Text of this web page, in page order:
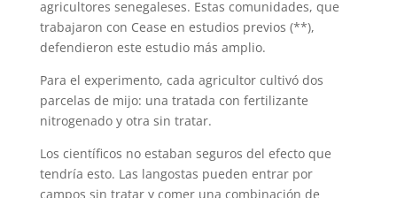
agricultores senegaleses. Estas comunidades, que
trabajaron con Cease en estudios previos (**),
defendieron este estudio más amplio.
Para el experimento, cada agricultor cultivó dos
parcelas de mijo: una tratada con fertilizante
nitrogenado y otra sin tratar.
Los científicos no estaban seguros del efecto que
tendría esto. Las langostas pueden entrar por
campos sin tratar y comer una combinación de